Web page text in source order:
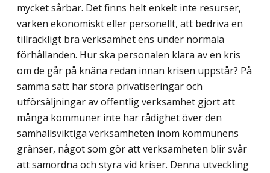
mycket sårbar. Det finns helt enkelt inte resurser,
varken ekonomiskt eller personellt, att bedriva en
tillräckligt bra verksamhet ens under normala
förhållanden. Hur ska personalen klara av en kris
om de går på knäna redan innan krisen uppstår? På
samma sätt har stora privatiseringar och
utförsäljningar av offentlig verksamhet gjort att
många kommuner inte har rådighet över den
samhällsviktiga verksamheten inom kommunens
gränser, något som gör att verksamheten blir svår
att samordna och styra vid kriser. Denna utveckling